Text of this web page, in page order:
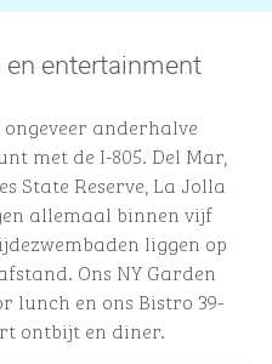
en entertainment
ongeveer anderhalve
met de I-805. Del Mar,
State Reserve, La Jolla
allemaal binnen vijf
liggen op
Ons NY Garden
lunch en ons Bistro 39-
ontbijt en diner.